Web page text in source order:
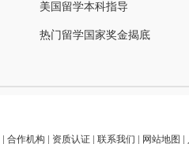
美国留学本科指导
热门留学国家奖金揭底
| 合作机构 | 资质认证| 联系我们 | 网站地图 |